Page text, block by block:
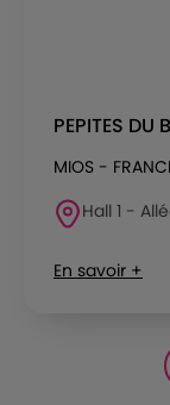
PEPITES DU
MIOS -
Hall 1 -
En savoir +